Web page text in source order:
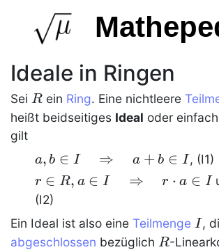
Ideale in Ringen
Sei R
R ein Ring. Eine nichtleere
heißt beidseitiges Ideal oder
gilt
a,b\in
I\quad\Rightarrow\quad
a+b\in I
a, b ∈ I ⇒ a + b ∈ I, (I1)
r\in R, a\in
I\quad\Rightarrow\quad
r\cdot a\in I
r ∈ R, a ∈ I ⇒ r ⋅ a ∈ I
(I2)
Ein Ideal ist also eine Teilmenge I
I,
abgeschlossen bezüglich R
R-